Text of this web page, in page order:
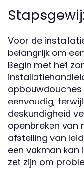
Voor de
belangrijk om
Begin met het
eenvoudig,
deskundigheid
openbreken van
afstelling van
een vakman kan
zet zijn om